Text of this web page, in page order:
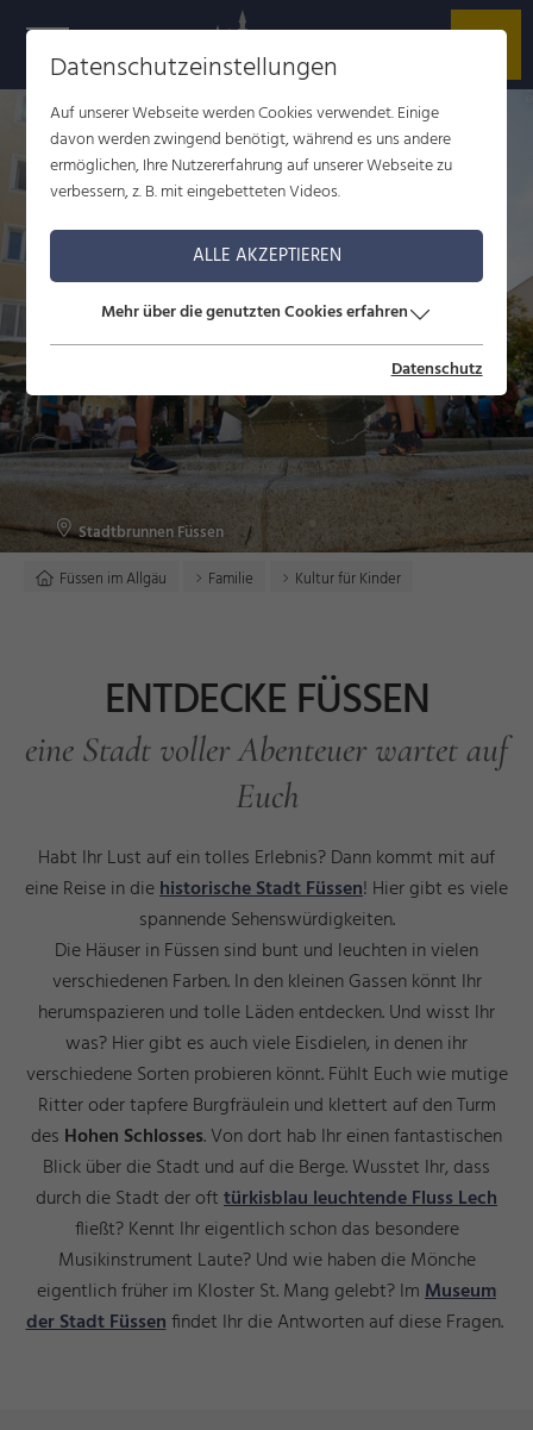
Stadtbrunnen Füssen
Füssen im Allgäu
Familie Kultur für Kinder
ENTDECKE FÜSSEN
eine Stadt voller Abenteuer wartet auf
Euch
Habt Ihr Lust auf ein tolles Erlebnis? Dann kommt mit auf
eine Reise in diehistorische Stadt Füssen! Hier gibt es viele
spannende Sehenswürdigkeiten.
Die Häuser in Füssen sind bunt und leuchten in vielen
verschiedenen Farben. In den kleinen Gassen könnt Ihr
herumspazieren und tolle Läden entdecken. Und wisst Ihr
was? Hier gibt es auch viele Eisdielen, in denen ihr
verschiedene Sorten probieren könnt. Fühlt Euch wie mutige
Ritter oder tapfere Burgfräulein und klettert auf den Turm
des Hohen Schlosses. Von dort hab Ihr einen fantastischen
Blick über die Stadt und auf die Berge. Wusstet Ihr, dass
durch die Stadt der ofttürkisblau leuchtende Fluss Lech
fließt? Kennt Ihr eigentlich schon das besondere
Musikinstrument Laute? Und wie haben die Mönche
eigentlich früher im Kloster St. Mang gelebt? ImMuseum
der Stadt Füssenfindet Ihr die Antworten auf diese Fragen.
Datenschutzeinstellungen
Auf unserer Webseite werden Cookies verwendet. Einige
davon werden zwingend benötigt, während es uns andere
ermöglichen, Ihre Nutzererfahrung auf unserer Webseite zu
verbessern, z. B. mit eingebetteten Videos.
ALLE AKZEPTIEREN
Mehr über die genutzten Cookies erfahren
Datenschutz